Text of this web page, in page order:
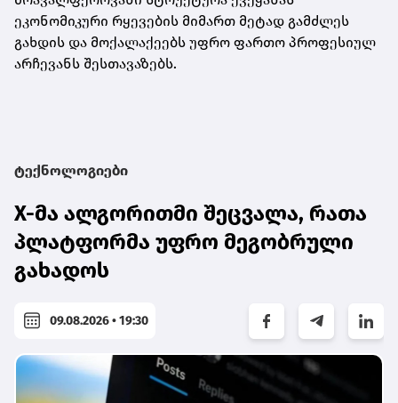
ეკონომიკური რყევების მიმართ მეტად გამძლეს
გახდის და მოქალაქეებს უფრო ფართო პროფესიულ
არჩევანს შესთავაზებს.
ტექნოლოგიები
X-მა ალგორითმი შეცვალა, რათა
პლატფორმა უფრო მეგობრული
გახადოს
09.08.2026 • 19:30